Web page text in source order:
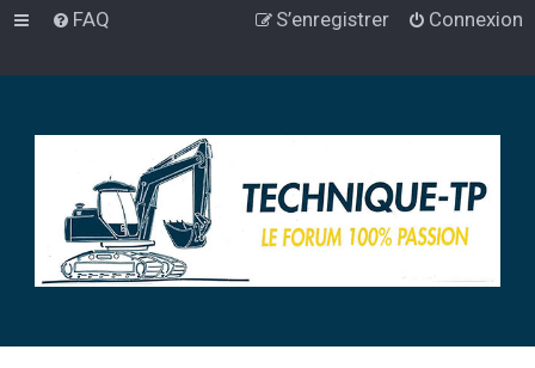
FAQ Connexion
S’enregistrer